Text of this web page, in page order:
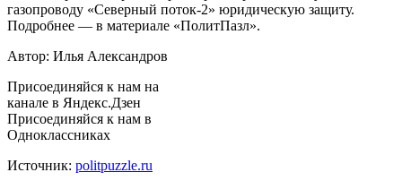
газопроводу «Северный поток-2» юридическую защиту.
Подробнее — в материале «ПолитПазл».
Автор: Илья Александров
Присоединяйся к нам на
канале в Яндекс.Дзен
Присоединяйся к нам в
Одноклассниках
Источник: politpuzzle.ru